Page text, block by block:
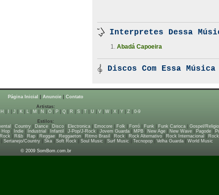
Interpretes Dessa
Abadá Capoeira
Discos Com Essa Música
Página Inicial Anuncie
Contato
Artistas:
H J K| L| M N O| P| Q| R S| T| U V| W| X| Y| Z
0-9
Estilos:
Country Dance Disco Electronica Emocore Folk Forró Funk Funk Carioca Gospel/
Hop| Indie| Industrial Infantil J-Pop/J-Rock| Jovem Guarda| MPB| New Age| New Wave| Pagode|
| R&b| Rap| Reggae| Reggaeton| Ritmo Brasil Rock| Rock Alternativo| Rock Internacional
Sertanejo/Country| Ska| Soft Rock| Soul Music Surf Music Tecnopop| Velha Guarda| World Music
© 2009 SomBom.com.br